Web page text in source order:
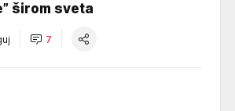
širom sveta
7